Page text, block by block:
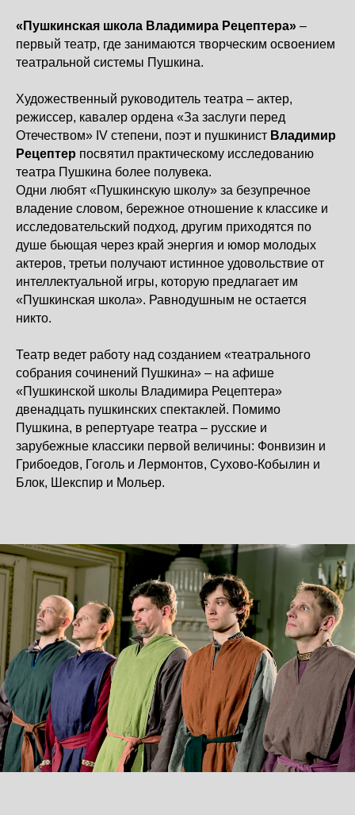
«Пушкинская школа Владимира Рецептера» –
первый театр, где занимаются творческим освоением
театральной системы Пушкина.
Художественный руководитель театра – актер,
режиссер, кавалер ордена «За заслуги перед
Отечеством» IV степени, поэт и пушкинист Владимир
Рецептер посвятил практическому исследованию
театра Пушкина более полувека.
Одни любят «Пушкинскую школу» за безупречное
владение словом, бережное отношение к классике и
исследовательский подход, другим приходятся по
душе бьющая через край энергия и юмор молодых
актеров, третьи получают истинное удовольствие от
интеллектуальной игры, которую предлагает им
«Пушкинская школа». Равнодушным не остается
никто.
Театр ведет работу над созданием «театрального
собрания сочинений Пушкина» – на афише
«Пушкинской школы Владимира Рецептера»
двенадцать пушкинских спектаклей. Помимо
Пушкина, в репертуаре театра – русские и
зарубежные классики первой величины: Фонвизин и
Грибоедов, Гоголь и Лермонтов, Сухово-Кобылин и
Блок, Шекспир и Мольер.